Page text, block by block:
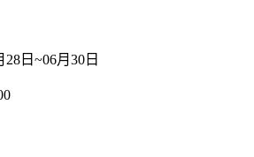
日~06月30日